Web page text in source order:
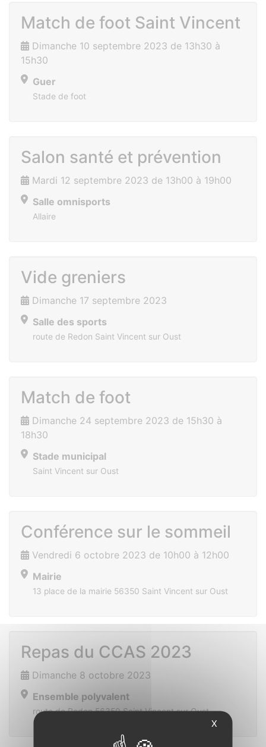
Match de foot Saint Vincent
Dimanche 10 septembre 2023 de 13h30 à
15h30
Guer
Stade de foot
Salon santé et prévention
Mardi 12 septembre 2023 de 13h00 à 19h00
Salle omnisports
Allaire
Vide greniers
Dimanche 17 septembre 2023
Salle des sports
route de Redon Saint Vincent sur Oust
Match de foot
Dimanche 24 septembre 2023 de 15h30 à
18h30
Stade municipal
Saint Vincent sur Oust
Conférence sur le sommeil
Vendredi 6 octobre 2023 de 10h00 à 12h00
Mairie
13 place de la mairie 56350 Saint Vincent sur Oust
Repas du CCAS 2023
Dimanche 8 octobre 2023
Ensemble polyvalent
route de Redon 56350 Saint Vincent sur Oust
X